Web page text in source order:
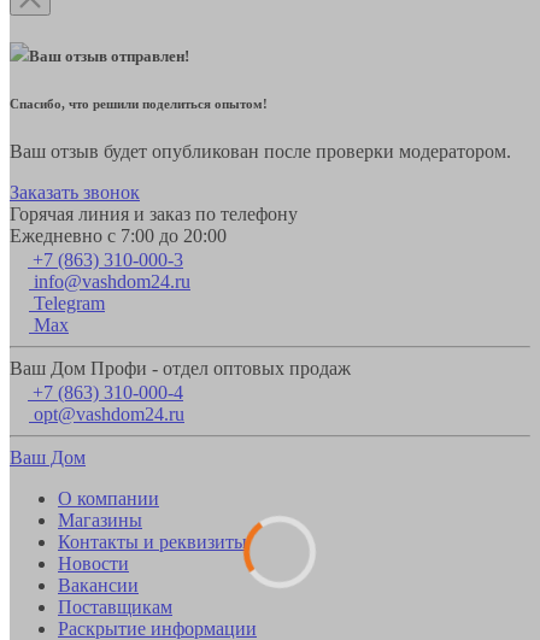
Ваш отзыв отправлен!
Спасибо, что решили поделиться опытом!
Ваш отзыв будет опубликован после проверки модератором.
Заказать звонок
Горячая линия и заказ по телефону
Ежедневно с 7:00 до 20:00
+7 (863) 310-000-3
info@vashdom24.ru
Telegram
Max
Ваш Дом Профи - отдел оптовых продаж
+7 (863) 310-000-4
opt@vashdom24.ru
Ваш Дом
О компании
Магазины
Контакты и реквизиты
Новости
Вакансии
Поставщикам
Раскрытие информации